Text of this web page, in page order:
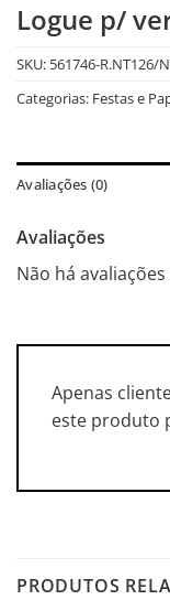
Logue p/
SKU: 561746-R.NT126/
Categorias: Festas e
Avaliações (0)
Avaliações
Não há
Apenas
este produto
PRODUTOS